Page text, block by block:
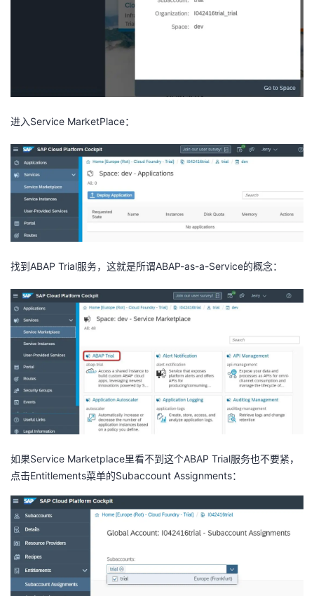
进入Service MarketPlace：
找到ABAP Trial服务，这就是所谓ABAP-as-a-Service的概念：
如果Service Marketplace里看不到这个ABAP Trial服务也不要紧，
点击Entitlements菜单的Subaccount Assignments：